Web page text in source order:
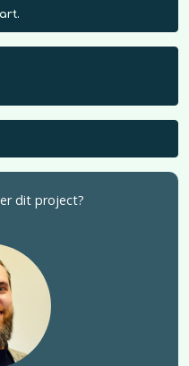
dit project?